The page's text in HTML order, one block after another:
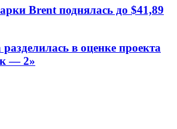
Brent поднялась до $41,89
в оценке проекта
— 2»